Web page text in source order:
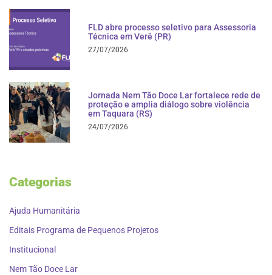
FLD abre processo seletivo para Assessoria
Técnica em Verê (PR)
27/07/2026
Jornada Nem Tão Doce Lar fortalece rede de
proteção e amplia diálogo sobre violência
em Taquara (RS)
24/07/2026
Categorias
Ajuda Humanitária
Editais Programa de Pequenos Projetos
Institucional
Nem Tão Doce Lar